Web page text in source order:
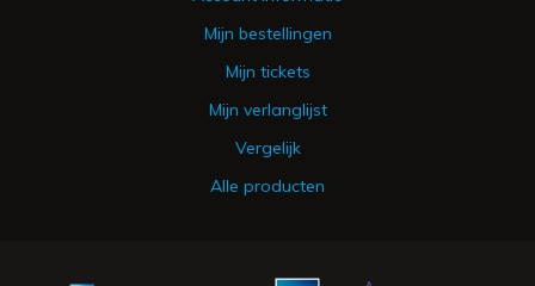
Mijn bestellingen
Mijn tickets
Mijn verlanglijst
Vergelijk
Alle producten